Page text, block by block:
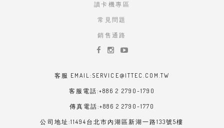
讀卡機專區
常見問題
銷售通路
客服 EMAIL:SERVICE@ITTEC.COM.TW
客服電話:+886 2 2790-1790
傳真電話:+886 2 2790-1770
公司地址:11494台北市內湖區新湖一路133號5樓